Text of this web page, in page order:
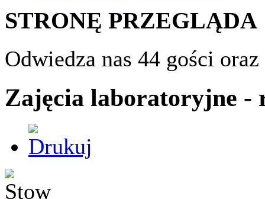
STRONĘ PRZEGLĄDA
Odwiedza nas 44 gości
Zajęcia laboratoryjne -